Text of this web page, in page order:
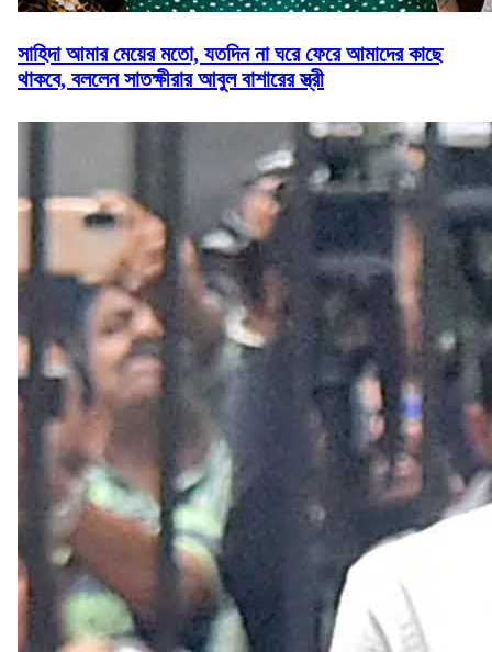
সাহিদা আমার মেয়ের মতো, যতদিন না ঘরে ফেরে আমাদের কাছে
থাকবে, বললেন সাতক্ষীরার আবুল বাশারের স্ত্রী